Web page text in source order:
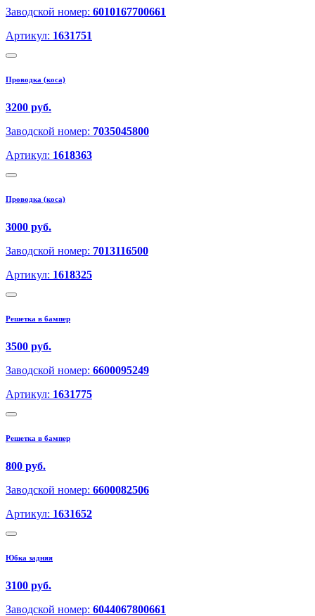
Заводской номер: 6010167700661
Артикул: 1631751
Проводка (коса)
3200 руб.
Заводской номер: 7035045800
Артикул: 1618363
Проводка (коса)
3000 руб.
Заводской номер: 7013116500
Артикул: 1618325
Решетка в бампер
3500 руб.
Заводской номер: 6600095249
Артикул: 1631775
Решетка в бампер
800 руб.
Заводской номер: 6600082506
Артикул: 1631652
Юбка задняя
3100 руб.
Заводской номер: 6044067800661